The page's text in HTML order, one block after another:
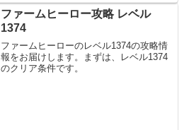
ファームヒーロー攻略 レベル
1374
ファームヒーローのレベル1374の攻略情
報をお届けします。まずは、レベル1374
のクリア条件です。